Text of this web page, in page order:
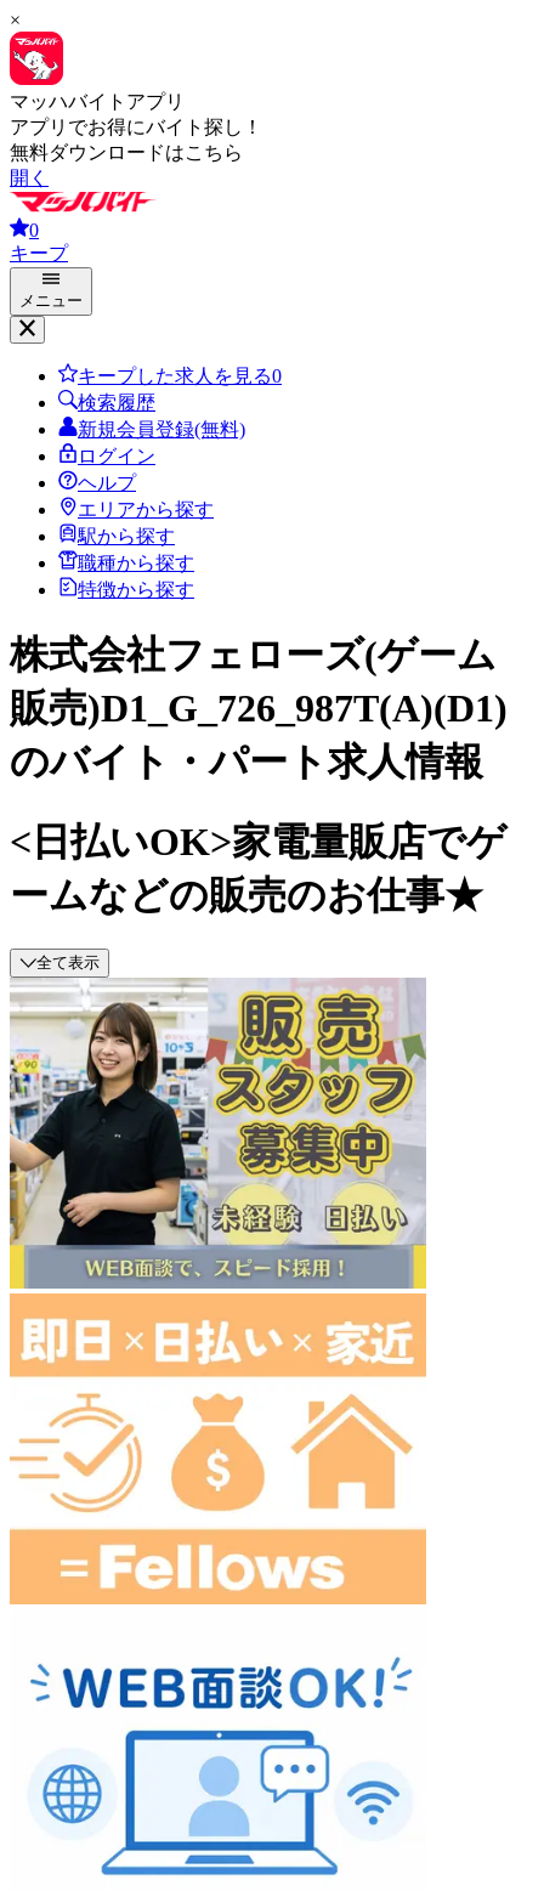
×
マッハバイトアプリ
アプリでお得にバイト探し！
無料ダウンロードはこちら
開く
0
キープ
メニュー
キープした求人を見る0
検索履歴
新規会員登録(無料)
ログイン
ヘルプ
エリアから探す
駅から探す
職種から探す
特徴から探す
株式会社フェローズ(ゲーム
販売)D1_G_726_987T(A)(D1)
のバイト・パート求人情報
<日払いOK>家電量販店でゲ
ームなどの販売のお仕事★
全て表示